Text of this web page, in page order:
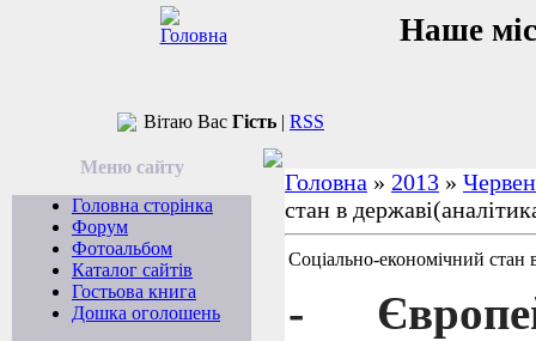
Наше
Вітаю Вас Гість | RSS
Меню сайту
Головна сторінка
Форум
Фотоальбом
Каталог сайтів
Гостьова книга
Дошка оголошень
Головна » 2013 »
стан в
Соціально-економічний стан
-